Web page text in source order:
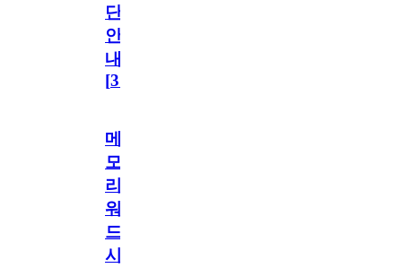
단
안
내
[31
메
모
리
워
드
시